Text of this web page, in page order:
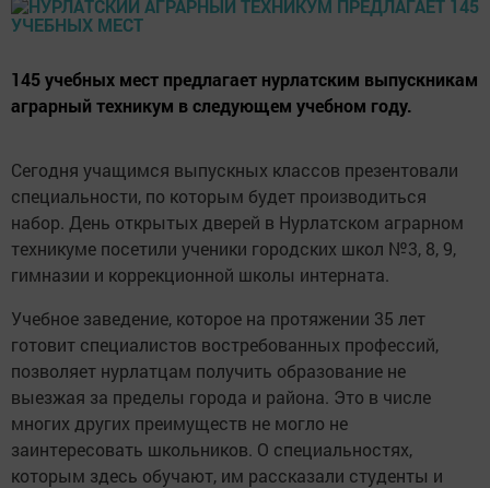
145 учебных мест предлагает нурлатским выпускникам
аграрный техникум в следующем учебном году.
Сегодня учащимся выпускных классов презентовали
специальности, по которым будет производиться
набор. День открытых дверей в Нурлатском аграрном
техникуме посетили ученики городских школ №3, 8, 9,
гимназии и коррекционной школы интерната.
Учебное заведение, которое на протяжении 35 лет
готовит специалистов востребованных профессий,
позволяет нурлатцам получить образование не
выезжая за пределы города и района. Это в числе
многих других преимуществ не могло не
заинтересовать школьников. О специальностях,
которым здесь обучают, им рассказали студенты и